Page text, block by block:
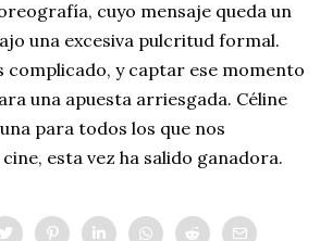
cuyo mensaje queda un
una excesiva pulcritud formal.
complicado, y captar ese momento
una apuesta arriesgada. Céline
para todos los que nos
esta vez ha salido ganadora.